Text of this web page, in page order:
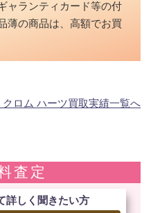
ャランティカード等の付
薄の商品は、高額でお買
クロム ハーツ買取実績一覧へ
査定
詳しく聞きたい方